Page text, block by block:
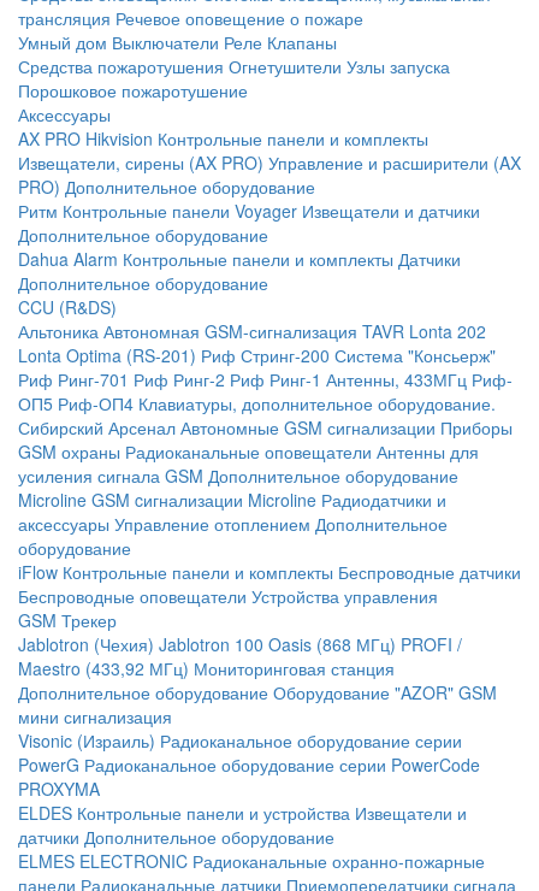
трансляция Речевое оповещение о пожаре
Умный дом Выключатели Реле Клапаны
Средства пожаротушения Огнетушители Узлы запуска
Порошковое пожаротушение
Аксессуары
AX PRO Hikvision Контрольные панели и комплекты
Извещатели, сирены (AX PRO) Управление и расширители (AX
PRO) Дополнительное оборудование
Ритм Контрольные панели Voyager Извещатели и датчики
Дополнительное оборудование
Dahua Alarm Контрольные панели и комплекты Датчики
Дополнительное оборудование
CCU (R&DS)
Альтоника Автономная GSM-сигнализация TAVR Lonta 202
Lonta Optima (RS-201) Риф Стринг-200 Система "Консьерж"
Риф Ринг-701 Риф Ринг-2 Риф Ринг-1 Антенны, 433МГц Риф-
ОП5 Риф-ОП4 Клавиатуры, дополнительное оборудование.
Сибирский Арсенал Автономные GSM сигнализации Приборы
GSM охраны Радиоканальные оповещатели Антенны для
усиления сигнала GSM Дополнительное оборудование
Microline GSM cигнализации Microline Радиодатчики и
аксессуары Управление отоплением Дополнительное
оборудование
iFlow Контрольные панели и комплекты Беспроводные датчики
Беспроводные оповещатели Устройства управления
GSM Трекер
Jablotron (Чехия) Jablotron 100 Oasis (868 МГц) PROFI /
Maestro (433,92 МГц) Мониторинговая станция
Дополнительное оборудование Оборудование "AZOR" GSM
мини сигнализация
Visonic (Израиль) Радиоканальное оборудование серии
PowerG Радиоканальное оборудование серии PowerCode
PROXYMA
ELDES Контрольные панели и устройства Извещатели и
датчики Дополнительное оборудование
ELMES ELECTRONIC Радиоканальные охранно-пожарные
панели Радиоканальные датчики Приемопередатчики сигнала